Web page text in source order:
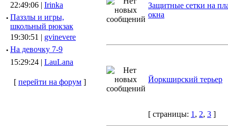
22:49:06 | Irinka
· Паззлы и игры,
школьный рюкзак
19:30:51 | gvinevere
· Hа девочку 7-9
15:29:24 | LauLana
[ перейти на форум ]
Защитные сетки на
окна
Йоркширский терьер
[ страницы: 1 , 2, 3 ]